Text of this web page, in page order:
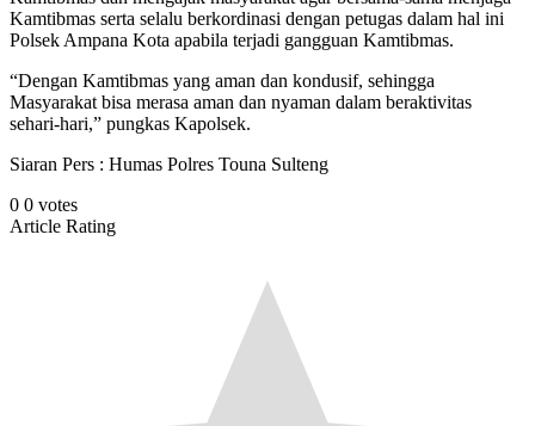
Kamtibmas serta selalu berkordinasi dengan petugas dalam hal ini
Polsek Ampana Kota apabila terjadi gangguan Kamtibmas.
“Dengan Kamtibmas yang aman dan kondusif, sehingga
Masyarakat bisa merasa aman dan nyaman dalam beraktivitas
sehari-hari,” pungkas Kapolsek.
Siaran Pers : Humas Polres Touna Sulteng
0 0 votes
Article Rating